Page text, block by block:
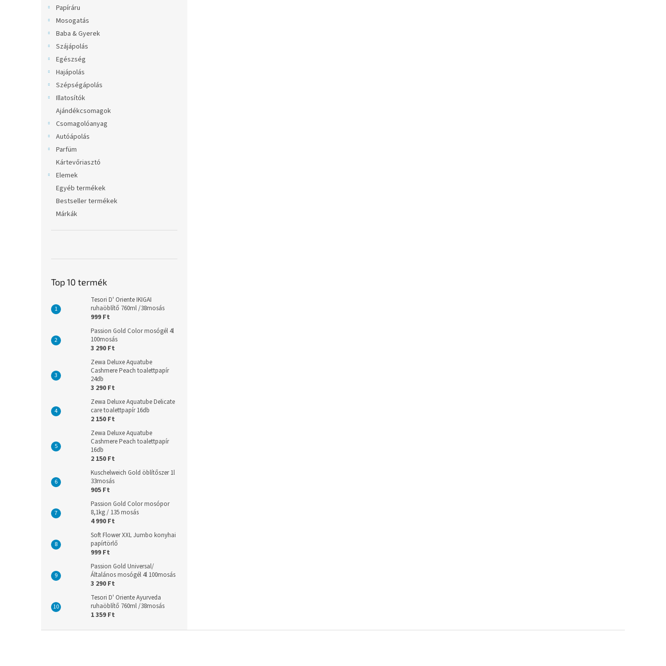
Papíráru
Mosogatás
Baba & Gyerek
Szájápolás
Egészség
Hajápolás
Szépségápolás
Illatosítók
Ajándékcsomagok
Csomagolóanyag
Autóápolás
Parfüm
Kártevőriasztó
Elemek
Egyéb termékek
Bestseller termékek
Márkák
Top 10 termék
Tesori D' Oriente IKIGAI
ruhaöblítő 760ml /38mosás
999 Ft
Passion Gold Color mosógél 4l
100mosás
3 290 Ft
Zewa Deluxe Aquatube
Cashmere Peach toalettpapír
24db
3 290 Ft
Zewa Deluxe Aquatube Delicate
care toalettpapír 16db
2 150 Ft
Zewa Deluxe Aquatube
Cashmere Peach toalettpapír
16db
2 150 Ft
Kuschelweich Gold öblítőszer 1l
33mosás
905 Ft
Passion Gold Color mosópor
8,1kg / 135 mosás
4 990 Ft
Soft Flower XXL Jumbo konyhai
papírtörlő
999 Ft
Passion Gold Universal/
Általános mosógél 4l 100mosás
3 290 Ft
Tesori D' Oriente Ayurveda
ruhaöblítő 760ml /38mosás
1 359 Ft